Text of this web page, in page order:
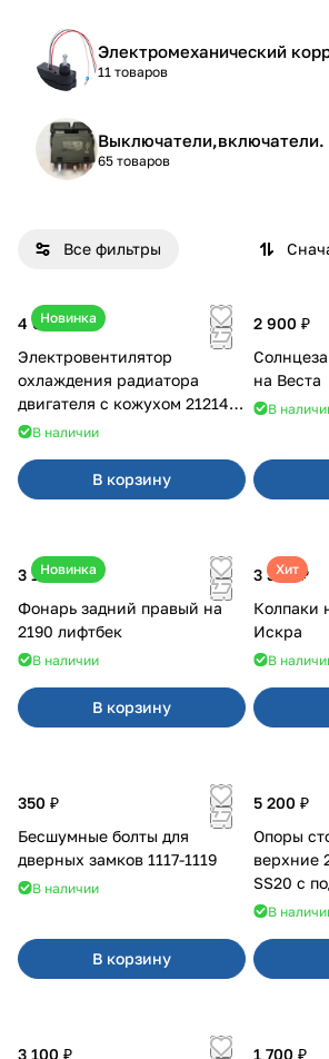
Электромеханический
11 товаров
Выключатели,включатели.
65 товаров
Все фильтры
Новинка
4 600 ₽
Электровентилятор
охлаждения радиатора
двигателя с кожухом 21214
2121-21213 ВАЛЕЕ 95
В наличии
В корзину
2 900 ₽
на Веста
В
Новинка
3 100 ₽
Фонарь задний правый на
2190 лифтбек
В наличии
В корзину
Хит
3 380 ₽
Колпаки
Искра
В
350 ₽
Бесшумные болты для
дверных замков 1117-1119
В наличии
В корзину
5 200 ₽
Опоры
верхние
SS20 с
10116
В
3 100 ₽
1 700 ₽